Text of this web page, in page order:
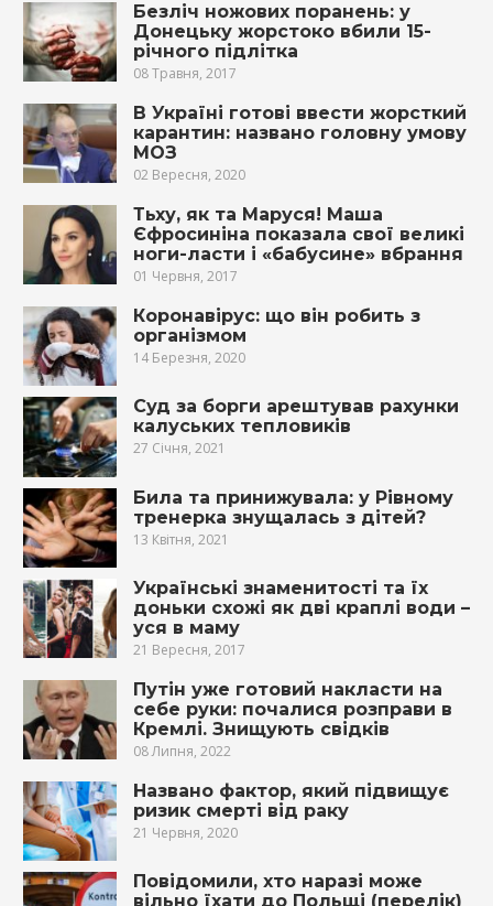
Безліч ножових поранень: у
Донецьку жорстоко вбили 15-
річного підлітка
08 Травня, 2017
В Україні готові ввести жорсткий
карантин: названо головну умову
МОЗ
02 Вересня, 2020
Тьху, як та Маруся! Маша
Єфросиніна показала свої великі
ноги-ласти і «бабусине» вбрання
01 Червня, 2017
Коронавірус: що він робить з
організмом
14 Березня, 2020
Суд за борги арештував рахунки
калуських тепловиків
27 Січня, 2021
Била та принижувала: у Рівному
тренерка знущалась з дітей?
13 Квітня, 2021
Українські знаменитості та їх
доньки схожі як дві краплі води –
уся в маму
21 Вересня, 2017
Путін уже готовий накласти на
себе руки: почалися розправи в
Кремлі. Знищують свідків
08 Липня, 2022
Названо фактор, який підвищує
ризик смерті від раку
21 Червня, 2020
Повідомили, хто наразі може
вільно їхати до Польщі (перелік)